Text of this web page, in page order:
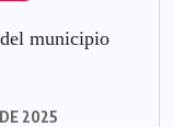
municipio
2025